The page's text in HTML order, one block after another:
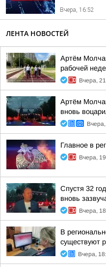
Вчера, 16:52
ЛЕНТА НОВОСТЕЙ
Артём
рабочей
Вчера,
Артём
вновь
Главное в
Вчера,
Спустя 32
вновь
Вчера,
В
существуют
Вчера,